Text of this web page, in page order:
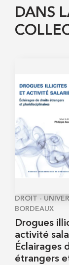
DANS
DROIT -
BORDEAUX
Drogues
activité
Éclairages
étrangers